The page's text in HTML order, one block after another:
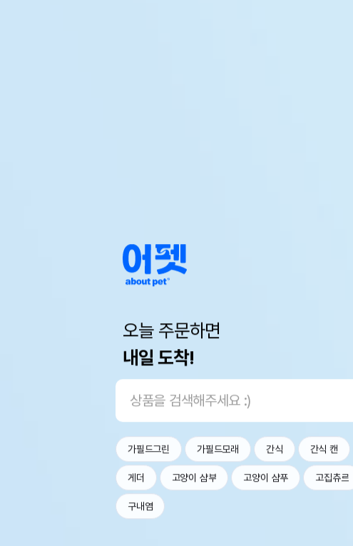
오늘 주문하면
내일 도착!
가필드그린 가필드모래 간식 간식 캔
게더 고양이 샴부 고양이 샴푸 고집츄르
구내염